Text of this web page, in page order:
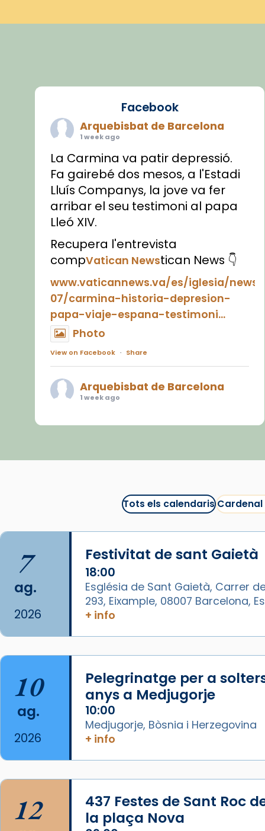
Facebook
Arquebisbat de Barcelona
1 week ago
La Carmina va patir depressió.
Fa gairebé dos mesos, a l'Estadi
Lluís Companys, la jove va fer
arribar el seu testimoni al papa
Lleó XIV.
Recupera l'entrevista
compVatican Newstican News 👇
www.vaticannews.va/es/iglesia/news/
07/carmina-historia-depresion-
papa-viaje-espana-testimoni...
Photo
View on Facebook · Share
Arquebisbat de Barcelona
1 week ago
juliol la missa de Les Santes de
📸 J. Merino
Photo
View on Facebook · Share
Arquebisbat de Barcelonais at
1 week ago
Aquest dilluns, 27 de juliol, ha
tingut lloc la missa d’acció de
gràcies en agraïment al comitè
organitzador de la visita
apostòlica del Sant Pare Lleó XIV
a Barcelona, i als col·laboradors,
L’arquebisbe de Barcelona, el
cardenal Joan Josep Omella, ha
Tots els calendarisCardenal
7
ag.
2026
Festivitat de sant Gaietà
18:00
Església de Sant Gaietà, Carrer
293, Eixample, 08007 Barcelona,
+ info
10
ag.
2026
Pelegrinatge per a
anys a Medjugorje
10:00
Medjugorje, Bòsnia i Herzegovina
+ info
12
437 Festes de Sant Roc
la plaça Nova